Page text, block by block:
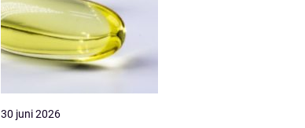
30 juni 2026